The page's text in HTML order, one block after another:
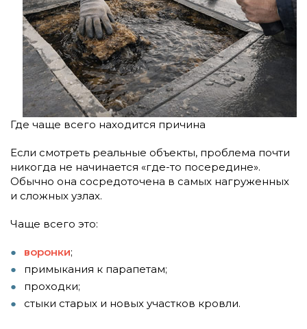
Где чаще всего находится причина
Если смотреть реальные объекты, проблема почти
никогда не начинается «где-то посередине».
Обычно она сосредоточена в самых нагруженных
и сложных узлах.
Чаще всего это:
воронки;
примыкания к парапетам;
проходки;
стыки старых и новых участков кровли.